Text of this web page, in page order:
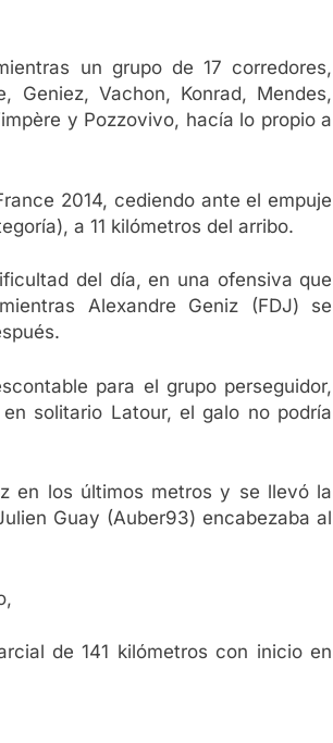
un grupo de 17 corredores,
Geniez, Vachon, Konrad, Mendes,
y Pozzovivo, hacía lo propio a
2014, cediendo ante el empuje
a 11 kilómetros del arribo.
del día, en una ofensiva que
Alexandre Geniz (FDJ) se
para el grupo perseguidor,
solitario Latour, el galo no podría
en los últimos metros y se llevó la
Guay (Auber93) encabezaba al
de 141 kilómetros con inicio en